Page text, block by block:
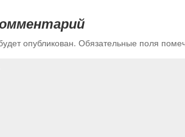
опубликован. Обязательные поля